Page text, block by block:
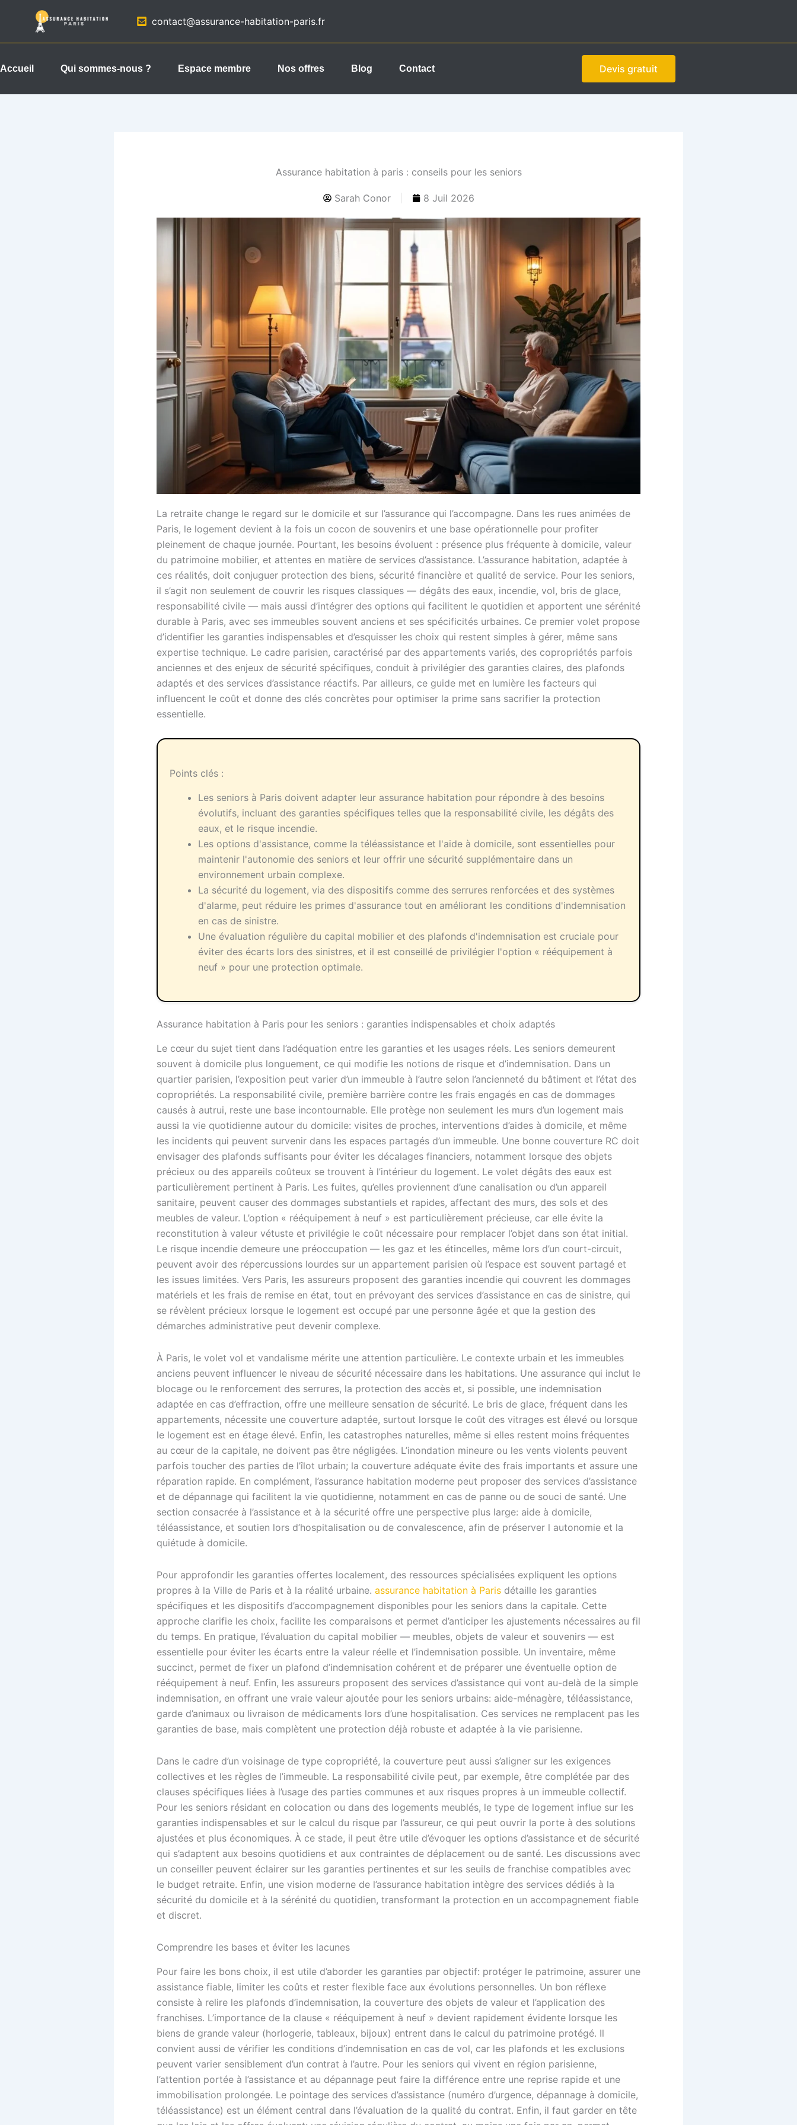
contact@assurance-habitation-paris.fr
Accueil Qui sommes-nous ? Espace membre Nos offres Blog Contact Devis gratuit
Assurance habitation à paris : conseils pour les seniors
Sarah Conor 8 Juil 2026
La retraite change le regard sur le domicile et sur l’assurance qui l’accompagne. Dans les rues animées de
Paris, le logement devient à la fois un cocon de souvenirs et une base opérationnelle pour profiter
pleinement de chaque journée. Pourtant, les besoins évoluent : présence plus fréquente à domicile, valeur
du patrimoine mobilier, et attentes en matière de services d’assistance. L’assurance habitation, adaptée à
ces réalités, doit conjuguer protection des biens, sécurité financière et qualité de service. Pour les seniors,
il s’agit non seulement de couvrir les risques classiques — dégâts des eaux, incendie, vol, bris de glace,
responsabilité civile — mais aussi d’intégrer des options qui facilitent le quotidien et apportent une sérénité
durable à Paris, avec ses immeubles souvent anciens et ses spécificités urbaines. Ce premier volet propose
d’identifier les garanties indispensables et d’esquisser les choix qui restent simples à gérer, même sans
expertise technique. Le cadre parisien, caractérisé par des appartements variés, des copropriétés parfois
anciennes et des enjeux de sécurité spécifiques, conduit à privilégier des garanties claires, des plafonds
adaptés et des services d’assistance réactifs. Par ailleurs, ce guide met en lumière les facteurs qui
influencent le coût et donne des clés concrètes pour optimiser la prime sans sacrifier la protection
essentielle.
Points clés :
Les seniors à Paris doivent adapter leur assurance habitation pour répondre à des besoins
évolutifs, incluant des garanties spécifiques telles que la responsabilité civile, les dégâts des
eaux, et le risque incendie.
Les options d'assistance, comme la téléassistance et l'aide à domicile, sont essentielles pour
maintenir l'autonomie des seniors et leur offrir une sécurité supplémentaire dans un
environnement urbain complexe.
La sécurité du logement, via des dispositifs comme des serrures renforcées et des systèmes
d'alarme, peut réduire les primes d'assurance tout en améliorant les conditions d'indemnisation
en cas de sinistre.
Une évaluation régulière du capital mobilier et des plafonds d'indemnisation est cruciale pour
éviter des écarts lors des sinistres, et il est conseillé de privilégier l'option « rééquipement à
neuf » pour une protection optimale.
Assurance habitation à Paris pour les seniors : garanties indispensables et choix adaptés
Le cœur du sujet tient dans l’adéquation entre les garanties et les usages réels. Les seniors demeurent
souvent à domicile plus longuement, ce qui modifie les notions de risque et d’indemnisation. Dans un
quartier parisien, l’exposition peut varier d’un immeuble à l’autre selon l’ancienneté du bâtiment et l’état des
copropriétés. La responsabilité civile, première barrière contre les frais engagés en cas de dommages
causés à autrui, reste une base incontournable. Elle protège non seulement les murs d’un logement mais
aussi la vie quotidienne autour du domicile: visites de proches, interventions d’aides à domicile, et même
les incidents qui peuvent survenir dans les espaces partagés d’un immeuble. Une bonne couverture RC doit
envisager des plafonds suffisants pour éviter les décalages financiers, notamment lorsque des objets
précieux ou des appareils coûteux se trouvent à l’intérieur du logement. Le volet dégâts des eaux est
particulièrement pertinent à Paris. Les fuites, qu’elles proviennent d’une canalisation ou d’un appareil
sanitaire, peuvent causer des dommages substantiels et rapides, affectant des murs, des sols et des
meubles de valeur. L’option « rééquipement à neuf » est particulièrement précieuse, car elle évite la
reconstitution à valeur vétuste et privilégie le coût nécessaire pour remplacer l’objet dans son état initial.
Le risque incendie demeure une préoccupation — les gaz et les étincelles, même lors d’un court-circuit,
peuvent avoir des répercussions lourdes sur un appartement parisien où l’espace est souvent partagé et
les issues limitées. Vers Paris, les assureurs proposent des garanties incendie qui couvrent les dommages
matériels et les frais de remise en état, tout en prévoyant des services d’assistance en cas de sinistre, qui
se révèlent précieux lorsque le logement est occupé par une personne âgée et que la gestion des
démarches administrative peut devenir complexe.
À Paris, le volet vol et vandalisme mérite une attention particulière. Le contexte urbain et les immeubles
anciens peuvent influencer le niveau de sécurité nécessaire dans les habitations. Une assurance qui inclut le
blocage ou le renforcement des serrures, la protection des accès et, si possible, une indemnisation
adaptée en cas d’effraction, offre une meilleure sensation de sécurité. Le bris de glace, fréquent dans les
appartements, nécessite une couverture adaptée, surtout lorsque le coût des vitrages est élevé ou lorsque
le logement est en étage élevé. Enfin, les catastrophes naturelles, même si elles restent moins fréquentes
au cœur de la capitale, ne doivent pas être négligées. L’inondation mineure ou les vents violents peuvent
parfois toucher des parties de l’îlot urbain; la couverture adéquate évite des frais importants et assure une
réparation rapide. En complément, l’assurance habitation moderne peut proposer des services d’assistance
et de dépannage qui facilitent la vie quotidienne, notamment en cas de panne ou de souci de santé. Une
section consacrée à l’assistance et à la sécurité offre une perspective plus large: aide à domicile,
téléassistance, et soutien lors d’hospitalisation ou de convalescence, afin de préserver l autonomie et la
quiétude à domicile.
Pour approfondir les garanties offertes localement, des ressources spécialisées expliquent les options
propres à la Ville de Paris et à la réalité urbaine. assurance habitation à Paris détaille les garanties
spécifiques et les dispositifs d’accompagnement disponibles pour les seniors dans la capitale. Cette
approche clarifie les choix, facilite les comparaisons et permet d’anticiper les ajustements nécessaires au fil
du temps. En pratique, l’évaluation du capital mobilier — meubles, objets de valeur et souvenirs — est
essentielle pour éviter les écarts entre la valeur réelle et l’indemnisation possible. Un inventaire, même
succinct, permet de fixer un plafond d’indemnisation cohérent et de préparer une éventuelle option de
rééquipement à neuf. Enfin, les assureurs proposent des services d’assistance qui vont au-delà de la simple
indemnisation, en offrant une vraie valeur ajoutée pour les seniors urbains: aide-ménagère, téléassistance,
garde d’animaux ou livraison de médicaments lors d’une hospitalisation. Ces services ne remplacent pas les
garanties de base, mais complètent une protection déjà robuste et adaptée à la vie parisienne.
Dans le cadre d’un voisinage de type copropriété, la couverture peut aussi s’aligner sur les exigences
collectives et les règles de l’immeuble. La responsabilité civile peut, par exemple, être complétée par des
clauses spécifiques liées à l’usage des parties communes et aux risques propres à un immeuble collectif.
Pour les seniors résidant en colocation ou dans des logements meublés, le type de logement influe sur les
garanties indispensables et sur le calcul du risque par l’assureur, ce qui peut ouvrir la porte à des solutions
ajustées et plus économiques. À ce stade, il peut être utile d’évoquer les options d’assistance et de sécurité
qui s’adaptent aux besoins quotidiens et aux contraintes de déplacement ou de santé. Les discussions avec
un conseiller peuvent éclairer sur les garanties pertinentes et sur les seuils de franchise compatibles avec
le budget retraite. Enfin, une vision moderne de l’assurance habitation intègre des services dédiés à la
sécurité du domicile et à la sérénité du quotidien, transformant la protection en un accompagnement fiable
et discret.
Comprendre les bases et éviter les lacunes
Pour faire les bons choix, il est utile d’aborder les garanties par objectif: protéger le patrimoine, assurer une
assistance fiable, limiter les coûts et rester flexible face aux évolutions personnelles. Un bon réflexe
consiste à relire les plafonds d’indemnisation, la couverture des objets de valeur et l’application des
franchises. L’importance de la clause « rééquipement à neuf » devient rapidement évidente lorsque les
biens de grande valeur (horlogerie, tableaux, bijoux) entrent dans le calcul du patrimoine protégé. Il
convient aussi de vérifier les conditions d’indemnisation en cas de vol, car les plafonds et les exclusions
peuvent varier sensiblement d’un contrat à l’autre. Pour les seniors qui vivent en région parisienne,
l’attention portée à l’assistance et au dépannage peut faire la différence entre une reprise rapide et une
immobilisation prolongée. Le pointage des services d’assistance (numéro d’urgence, dépannage à domicile,
téléassistance) est un élément central dans l’évaluation de la qualité du contrat. Enfin, il faut garder en tête